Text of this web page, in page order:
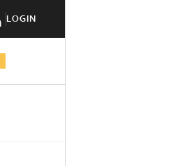
LOGIN